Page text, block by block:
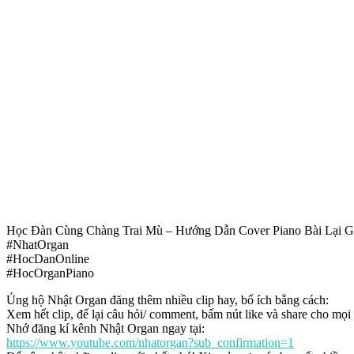
Học Đàn Cùng Chàng Trai Mù – Hướng Dẫn Cover Piano Bài Lại
#NhatOrgan
#HocDanOnline
#HocOrganPiano
Ủng hộ Nhật Organ đăng thêm nhiều clip hay, bổ ích bằng cách:
Xem hết clip, để lại câu hỏi/ comment, bấm nút like và share cho
Nhớ đăng kí kênh Nhật Organ ngay tại:
https://www.youtube.com/nhatorgan?sub_confirmation=1